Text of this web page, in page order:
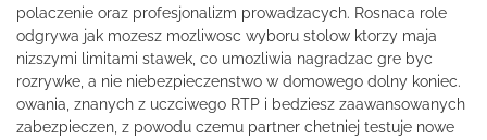
polaczenie oraz profesjonalizm prowadzacych. Rosnaca role
odgrywa jak mozesz mozliwosc wyboru stolow ktorzy maja
nizszymi limitami stawek, co umozliwia nagradzac gre byc
rozrywke, a nie niebezpieczenstwo w domowego dolny koniec.
owania, znanych z uczciwego RTP i bedziesz zaawansowanych
zabezpieczen, z powodu czemu partner chetniej testuje nowe